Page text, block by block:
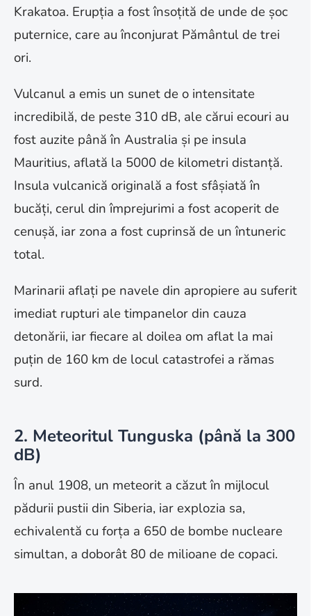
Krakatoa. Erupția a fost însoțită de unde de șoc
puternice, care au înconjurat Pământul de trei
ori.
Vulcanul a emis un sunet de o intensitate
incredibilă, de peste 310 dB, ale cărui ecouri au
fost auzite până în Australia și pe insula
Mauritius, aflată la 5000 de kilometri distanță.
Insula vulcanică originală a fost sfâșiată în
bucăți, cerul din împrejurimi a fost acoperit de
cenușă, iar zona a fost cuprinsă de un întuneric
total.
Marinarii aflați pe navele din apropiere au suferit
imediat rupturi ale timpanelor din cauza
detonării, iar fiecare al doilea om aflat la mai
puțin de 160 km de locul catastrofei a rămas
surd.
2. Meteoritul Tunguska (până la 300
dB)
În anul 1908, un meteorit a căzut în mijlocul
pădurii pustii din Siberia, iar explozia sa,
echivalentă cu forța a 650 de bombe nucleare
simultan, a doborât 80 de milioane de copaci.